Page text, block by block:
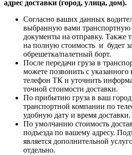
адрес доставки (город, улица, дом).
Согласно ваших данных
выбранную вами
документы на отправку. Также
на полную стоимость и будет
обрешетка/палетный борт.
После передачи груза в
можете позвонить с
телефон ТК и уточнить
точной стоимости доставки.
По прибытию груза в ваш
транспортной компании по
удобную дату и время доставки.
По умолчанию стоимость
подъезда по вашему адресу.
является дополнительной
отдельно.